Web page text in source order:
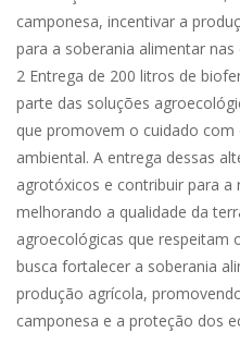
camponesa, incentivar a
para a soberania alimentar nas
2 Entrega de 200 litros de
parte das soluções
que promovem o cuidado
ambiental. A entrega dessas
agrotóxicos e contribuir para a
melhorando a qualidade da
agroecológicas que respeitam
busca fortalecer a soberania
produção agrícola,
camponesa e a proteção dos